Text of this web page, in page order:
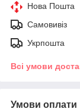
Нова Пошта
Самовивіз
Укрпошта
Всі умови
Умови оплати